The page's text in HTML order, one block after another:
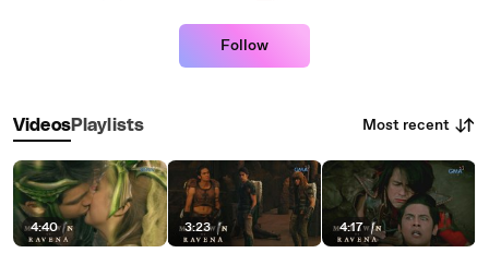
Follow
VideosPlaylists Most recent
4:40 3:23 4:17